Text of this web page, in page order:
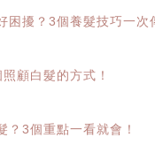
困擾？3個養髮技巧一次
顧白髮的方式！
？3個重點一看就會！